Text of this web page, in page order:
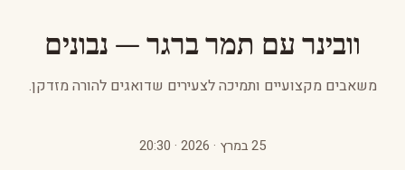
וובינר עם תמר ברגר — נבונים
משאבים מקצועיים ותמיכה לצעירים שדואגים להורה מזדקן.
25 במרץ · 2026 · 20:30